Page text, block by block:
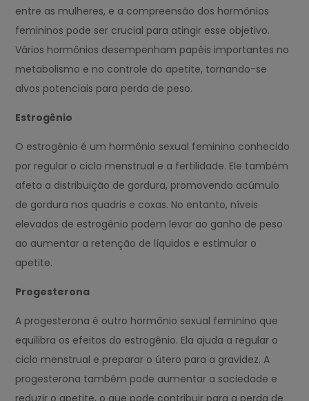
entre as mulheres, e a compreensão dos hormônios
femininos pode ser crucial para atingir esse objetivo.
Vários hormônios desempenham papéis importantes no
metabolismo e no controle do apetite, tornando-se
alvos potenciais para perda de peso.
Estrogênio
O estrogênio é um hormônio sexual feminino conhecido
por regular o ciclo menstrual e a fertilidade. Ele também
afeta a distribuição de gordura, promovendo acúmulo
de gordura nos quadris e coxas. No entanto, níveis
elevados de estrogênio podem levar ao ganho de peso
ao aumentar a retenção de líquidos e estimular o
apetite.
Progesterona
A progesterona é outro hormônio sexual feminino que
equilibra os efeitos do estrogênio. Ela ajuda a regular o
ciclo menstrual e preparar o útero para a gravidez. A
progesterona também pode aumentar a saciedade e
reduzir o apetite, o que pode contribuir para a perda de